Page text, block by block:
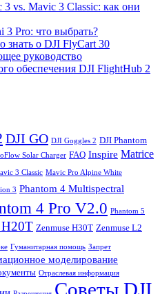
vs. Mavic 3 Classic: как они
Pro: что выбрать?
знать о DJI FlyCart 30
руководство
обеспечения DJI FlightHub 2
DJI GO DJI Goggles 2 DJI Phantom
Solar Charger FAQ Inspire Matrice
3 Classic Mavic Pro Alpine White
3 Phantom 4 Multispectral
4 Pro V2.0 Phantom 5
H20T Zenmuse H30T Zenmuse L2
Гуманитарная помощь Запрет
моделирование
Отраслевая информация
Советы DJI